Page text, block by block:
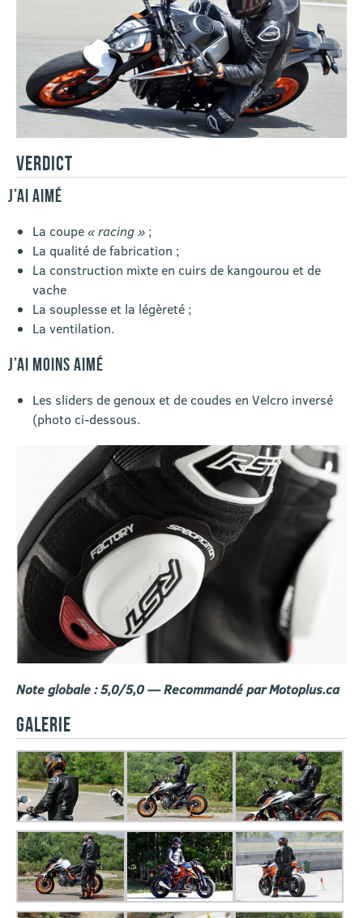
VERDICT
J’AI AIMÉ
La coupe« racing » ;
La qualité de fabrication ;
La construction mixte en cuirs de kangourou et de
vache
La souplesse et la légèreté ;
La ventilation.
J’AI MOINS AIMÉ
Les sliders de genoux et de coudes en Velcro inversé
(photo ci-dessous.
Note globale : 5,0/5,0 — Recommandé par Motoplus.ca
GALERIE